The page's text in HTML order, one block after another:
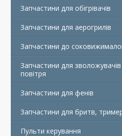
Запчастини для обігрівачів
Запчастини для аерогрилів
Запчастини до
Запчастини для зволожувачів
повітря
Запчастини для фенів
Запчастини для бритв,
Пульти керування